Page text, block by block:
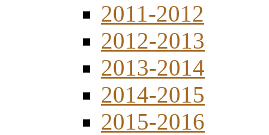
2011-2012
2012-2013
2013-2014
2014-2015
2015-2016